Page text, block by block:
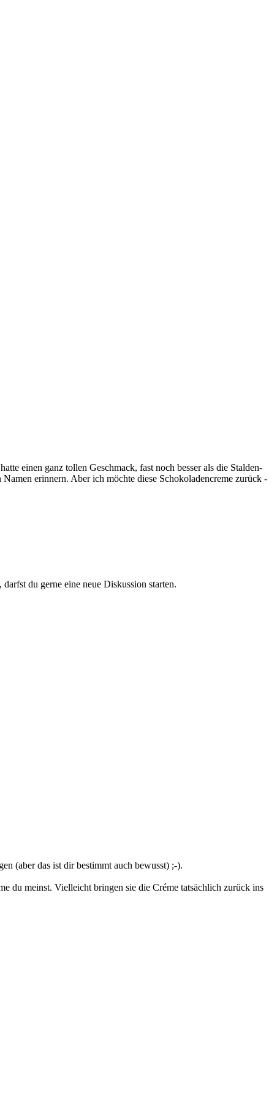
einen ganz tollen Geschmack, fast noch besser als die Stalden-
erinnern. Aber ich möchte diese Schokoladencreme zurück -
du gerne eine neue Diskussion starten.
(aber das ist dir bestimmt auch bewusst) ;-).
du meinst. Vielleicht bringen sie die Créme tatsächlich zurück ins